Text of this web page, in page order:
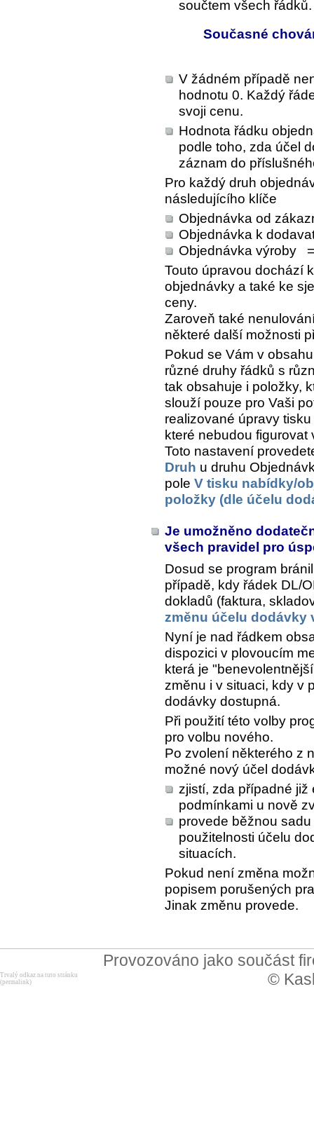
součtem všech řádků.
Současné
V žádném případě
hodnotu 0. Každý
svoji cenu.
Hodnota řádku
podle toho, zda účel
záznam do
Pro každý druh
následujícího klíče
Objednávka od
Objednávka k
Objednávka výroby
Touto úpravou dochází
objednávky a také ke
ceny.
Zaroveň také
některé další možnosti
Pokud se Vám v
různé druhy řádků s
tak obsahuje i položky,
slouží pouze pro Vaši
realizované úpravy
které nebudou figurovat
Toto nastavení
Druh u druhu
pole V tisku nabídky/
položky (dle účelu
Je umožněno
všech pravidel pro
Dosud se program
případě, kdy řádek DL/
dokladů (faktura,
změnu účelu dodávky
Nyní je nad řádkem
dispozici v plovoucím
která je
změnu i v situaci, kdy v
dodávky dostupná.
Při použití této volby
pro volbu nového.
Po zvolení některého z
možné nový účel
zjistí, zda případné
podmínkami u nově
provede běžnou
použitelnosti účelu
situacích.
Pokud není změna
popisem porušených
Jinak změnu provede.
Provozováno jako součást
©
Trvalý odkaz na tuto stránku
(permalink)